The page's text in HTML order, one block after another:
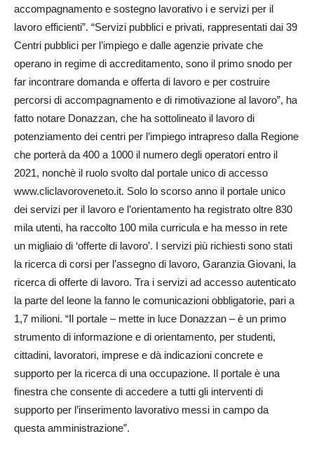
accompagnamento e sostegno lavorativo i e servizi per il
lavoro efficienti”. “Servizi pubblici e privati, rappresentati dai 39
Centri pubblici per l’impiego e dalle agenzie private che
operano in regime di accreditamento, sono il primo snodo per
far incontrare domanda e offerta di lavoro e per costruire
percorsi di accompagnamento e di rimotivazione al lavoro”, ha
fatto notare Donazzan, che ha sottolineato il lavoro di
potenziamento dei centri per l’impiego intrapreso dalla Regione
che porterà da 400 a 1000 il numero degli operatori entro il
2021, nonchè il ruolo svolto dal portale unico di accesso
www.cliclavoroveneto.it. Solo lo scorso anno il portale unico
dei servizi per il lavoro e l’orientamento ha registrato oltre 830
mila utenti, ha raccolto 100 mila curricula e ha messo in rete
un migliaio di ‘offerte di lavoro’. I servizi più richiesti sono stati
la ricerca di corsi per l’assegno di lavoro, Garanzia Giovani, la
ricerca di offerte di lavoro. Tra i servizi ad accesso autenticato
la parte del leone la fanno le comunicazioni obbligatorie, pari a
1,7 milioni. “Il portale – mette in luce Donazzan – è un primo
strumento di informazione e di orientamento, per studenti,
cittadini, lavoratori, imprese e dà indicazioni concrete e
supporto per la ricerca di una occupazione. Il portale è una
finestra che consente di accedere a tutti gli interventi di
supporto per l’inserimento lavorativo messi in campo da
questa amministrazione”.